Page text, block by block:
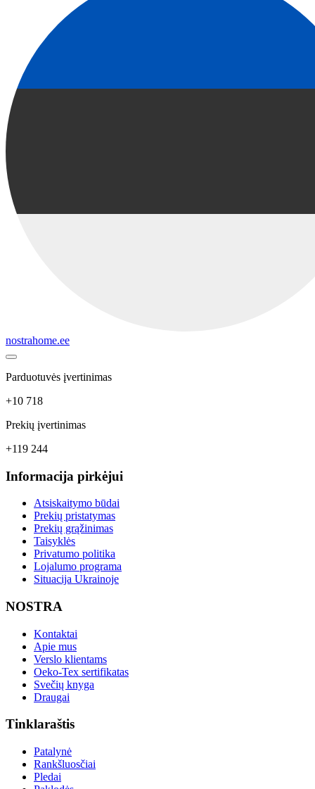
nostrahome.ee
Parduotuvės įvertinimas
+10 718
Prekių įvertinimas
+119 244
Informacija pirkėjui
Atsiskaitymo būdai
Prekių pristatymas
Prekių grąžinimas
Taisyklės
Privatumo politika
Lojalumo programa
Situacija Ukrainoje
NOSTRA
Kontaktai
Apie mus
Verslo klientams
Oeko-Tex sertifikatas
Svečių knyga
Draugai
Tinklaraštis
Patalynė
Rankšluosčiai
Pledai